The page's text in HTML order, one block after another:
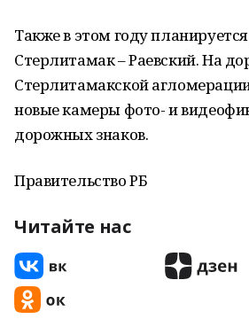
Также в этом году
Стерлитамак – Раевский. На
Стерлитамакской
новые камеры фото- и
дорожных знаков.
Правительство РБ
Читайте нас